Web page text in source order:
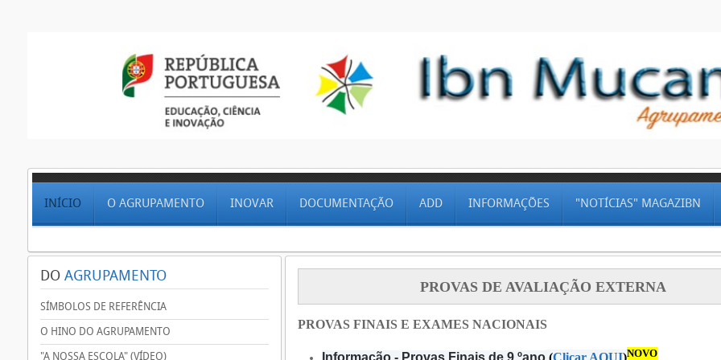
INÍCIO O AGRUPAMENTO INOVAR DOCUMENTAÇÃO ADD INFORMAÇÕES "NOTÍCIAS" MAGAZIBN
PROVAS DE AVALIAÇÃO EXTERNA
PROVAS FINAIS E EXAMES NACIONAIS
NOVO
DO AGRUPAMENTO
SÍMBOLOS DE REFERÊNCIA
O HINO DO AGRUPAMENTO
"A NOSSA ESCOLA" (VÍDEO)